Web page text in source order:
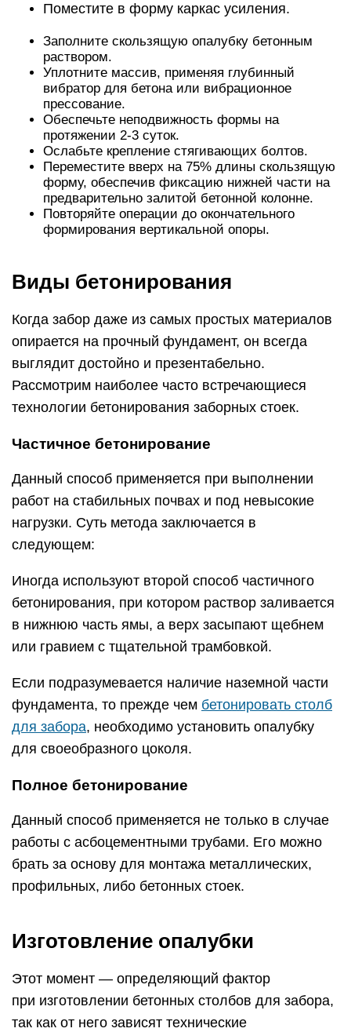
Поместите в форму каркас усиления.
Заполните скользящую опалубку бетонным
раствором.
Уплотните массив, применяя глубинный
вибратор для бетона или вибрационное
прессование.
Обеспечьте неподвижность формы на
протяжении 2-3 суток.
Ослабьте крепление стягивающих болтов.
Переместите вверх на 75% длины скользящую
форму, обеспечив фиксацию нижней части на
предварительно залитой бетонной колонне.
Повторяйте операции до окончательного
формирования вертикальной опоры.
Виды бетонирования
Когда забор даже из самых простых материалов
опирается на прочный фундамент, он всегда
выглядит достойно и презентабельно.
Рассмотрим наиболее часто встречающиеся
технологии бетонирования заборных стоек.
Частичное бетонирование
Данный способ применяется при выполнении
работ на стабильных почвах и под невысокие
нагрузки. Суть метода заключается в
следующем:
Иногда используют второй способ частичного
бетонирования, при котором раствор заливается
в нижнюю часть ямы, а верх засыпают щебнем
или гравием с тщательной трамбовкой.
Если подразумевается наличие наземной части
фундамента, то прежде чем бетонировать столб
для забора, необходимо установить опалубку
для своеобразного цоколя.
Полное бетонирование
Данный способ применяется не только в случае
работы с асбоцементными трубами. Его можно
брать за основу для монтажа металлических,
профильных, либо бетонных стоек.
Изготовление опалубки
Этот момент — определяющий фактор
при изготовлении бетонных столбов для забора,
так как от него зависят технические